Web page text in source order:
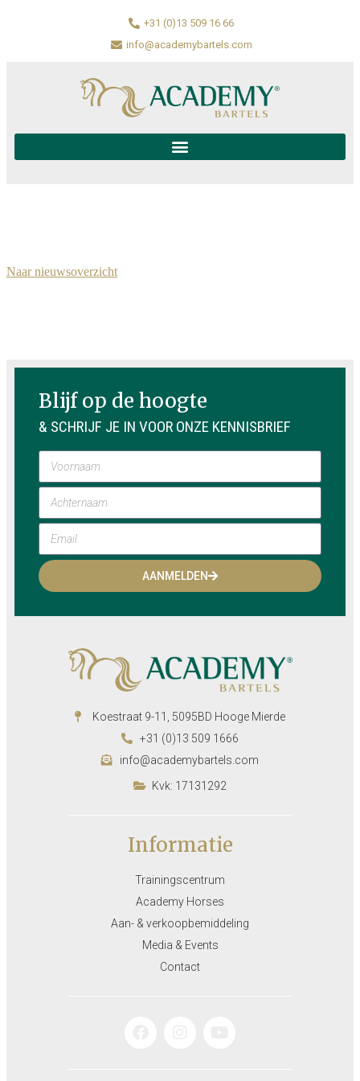
+31 (0)13 509 16 66
info@academybartels.com
Naar nieuwsoverzicht
Blijf op de hoogte
& SCHRIJF JE IN VOOR ONZE KENNISBRIEF
AANMELDEN
Koestraat 9-11, 5095BD Hooge Mierde
+31 (0)13 509 1666
info@academybartels.com
Kvk: 17131292
Informatie
Trainingscentrum
Academy Horses
Aan- & verkoopbemiddeling
Media & Events
Contact